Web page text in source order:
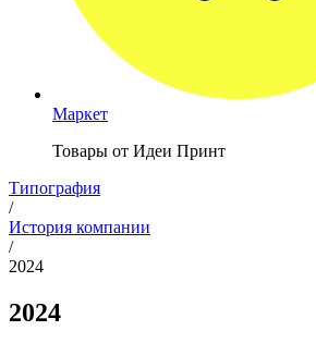
Маркет
Товары от Идеи Принт
Типография
/
История компании
/
2024
2024